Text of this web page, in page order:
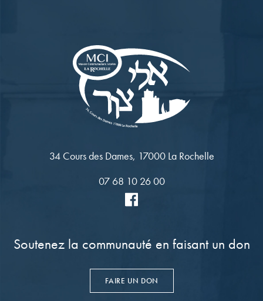
34 Cours des Dames, 17000 La Rochelle
07 68 10 26 00
Soutenez la communauté en faisant un don
FAIRE UN DON